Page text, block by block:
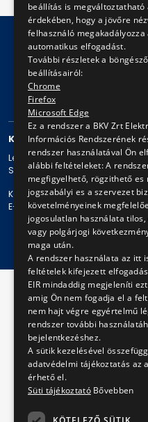
©
Impresszum
Adatvédelmi politika és
KAPCSOLAT
Levelezési cím: 1980 Budapest,
Székhely: 1980 Budapest,
Központi telefonszám: + 36 1
E-mail cím: bkv@bkv.hu
beállítás is megváltoztatható
érdekében, hogy a jövőre
felhasználó megakadályozza
automatikus elfogadást.
További részletek a
beállításairól:
Chrome
Firefox
Microsoft Edge
Ez a rendszer a BKV Zrt
Információs Rendszerének
rendszer használatával Ön
alábbi feltételeket: A
megfigyelhető, rögzithető es
jogszabályi es a szervezet
követelményeinek
jogosulatlan használata
vagy polgárjogi
maga után.
A rendszer használata az itt
feltételek kifejezett
EIR mindaddig megjeleníti
amig Ön nem fogadja el a
nem hajt végre egyértelmű
rendszer további
bejelentkezéshez.
A sütik kezelésével
adatvédelmi tájékoztatás az
érhető el.
Süti tájékoztató Bővebben